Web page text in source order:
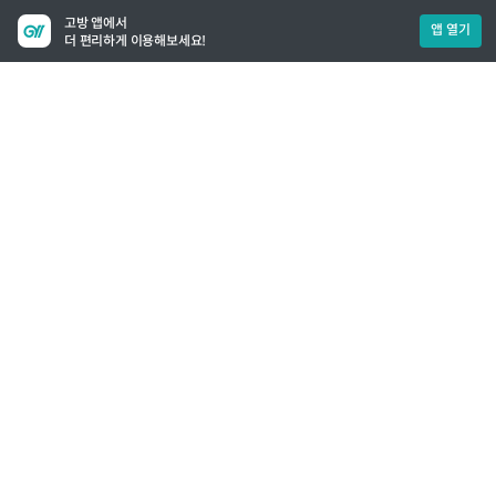
고방 앱에서
더 편리하게 이용해보세요!
앱 열기